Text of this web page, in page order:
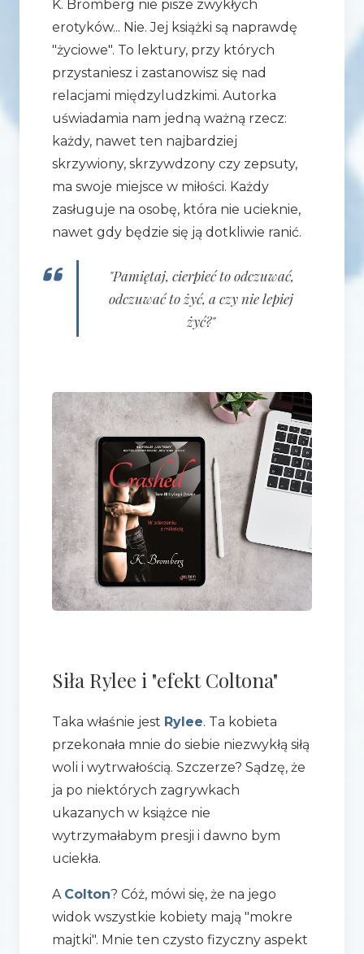
K. Bromberg nie pisze zwykłych
erotyków... Nie. Jej książki są naprawdę
"życiowe". To lektury, przy których
przystaniesz i zastanowisz się nad
relacjami międzyludzkimi. Autorka
uświadamia nam jedną ważną rzecz:
każdy, nawet ten najbardziej
skrzywiony, skrzywdzony czy zepsuty,
ma swoje miejsce w miłości. Każdy
zasługuje na osobę, która nie ucieknie,
nawet gdy będzie się ją dotkliwie ranić.
"Pamiętaj, cierpieć to odczuwać,
odczuwać to żyć, a czy nie lepiej
żyć?"
Siła Rylee i "efekt Coltona"
Taka właśnie jest Rylee. Ta kobieta
przekonała mnie do siebie niezwykłą siłą
woli i wytrwałością. Szczerze? Sądzę, że
ja po niektórych zagrywkach
ukazanych w książce nie
wytrzymałabym presji i dawno bym
uciekła.
A Colton? Cóż, mówi się, że na jego
widok wszystkie kobiety mają "mokre
majtki". Mnie ten czysto fizyczny aspekt